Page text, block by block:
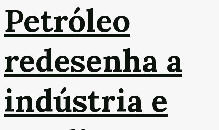
Petróleo
redesenha a
indústria e